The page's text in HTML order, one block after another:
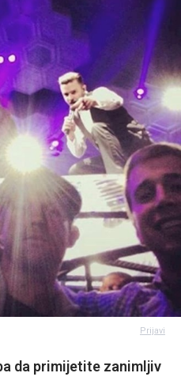
Prijavi
da primijetite zanimljiv